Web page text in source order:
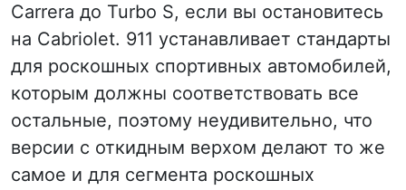
Carrera до Turbo S, если вы остановитесь
на Cabriolet. 911 устанавливает стандарты
для роскошных спортивных автомобилей,
которым должны соответствовать все
остальные, поэтому неудивительно, что
версии с откидным верхом делают то же
самое и для сегмента роскошных